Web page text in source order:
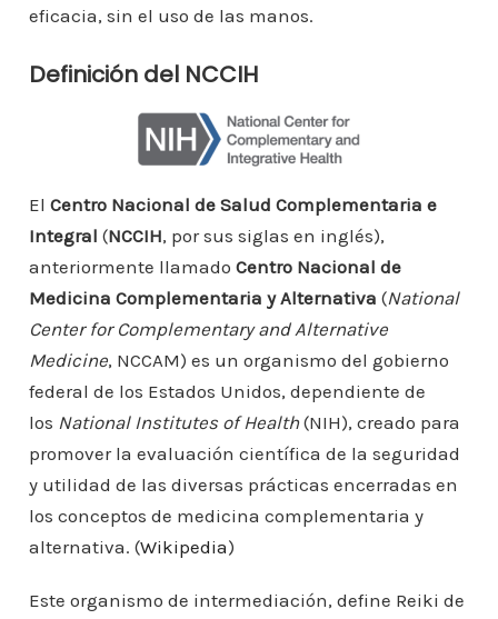
eficacia, sin el uso de las manos.
Definición del NCCIH
El Centro Nacional de Salud Complementaria e
Integral (NCCIH, por sus siglas en inglés),
anteriormente llamado Centro Nacional de
Medicina Complementaria y Alternativa (National
Center for Complementary and Alternative
Medicine, NCCAM) es un organismo del gobierno
federal de los Estados Unidos, dependiente de
los National Institutes of Health(NIH), creado para
promover la evaluación científica de la seguridad
y utilidad de las diversas prácticas encerradas en
los conceptos de medicina complementaria y
alternativa. (Wikipedia)
Este organismo de intermediación, define Reiki de